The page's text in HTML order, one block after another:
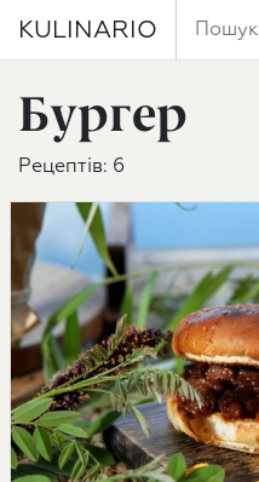
KULINARIO
Бургер
Рецептів: 6